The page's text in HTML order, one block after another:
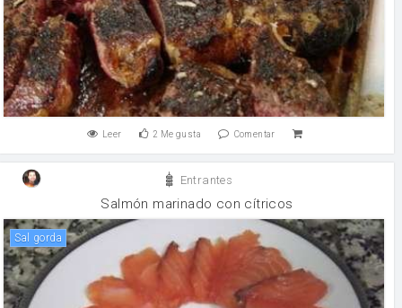
Leer 2 Me gusta Comentar
Entrantes
Salmón marinado con cítricos
sal gorda